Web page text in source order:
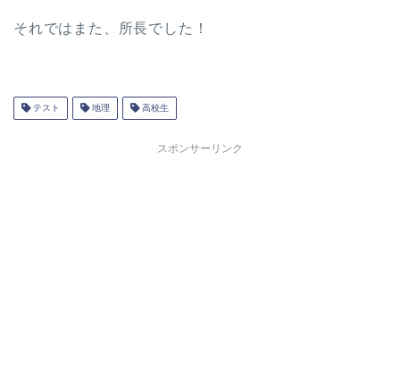
それではまた、所長でした！
テスト 地理 高校生
スポンサーリンク